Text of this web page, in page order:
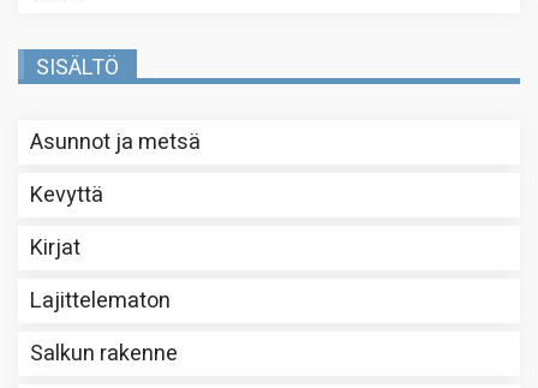
SISÄLTÖ
Asunnot ja metsä
Kevyttä
Kirjat
Lajittelematon
Salkun rakenne